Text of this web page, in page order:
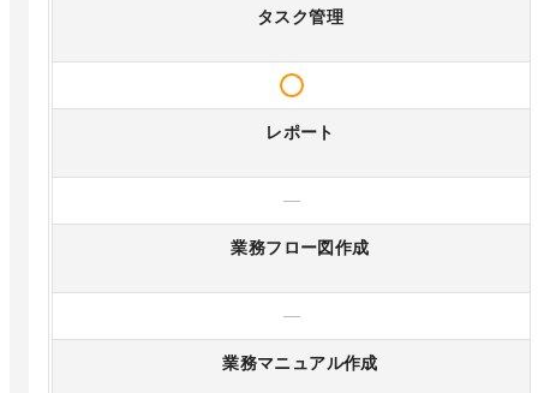
タスク管理
レポート
—
業務フロー図作成
—
業務マニュアル作成